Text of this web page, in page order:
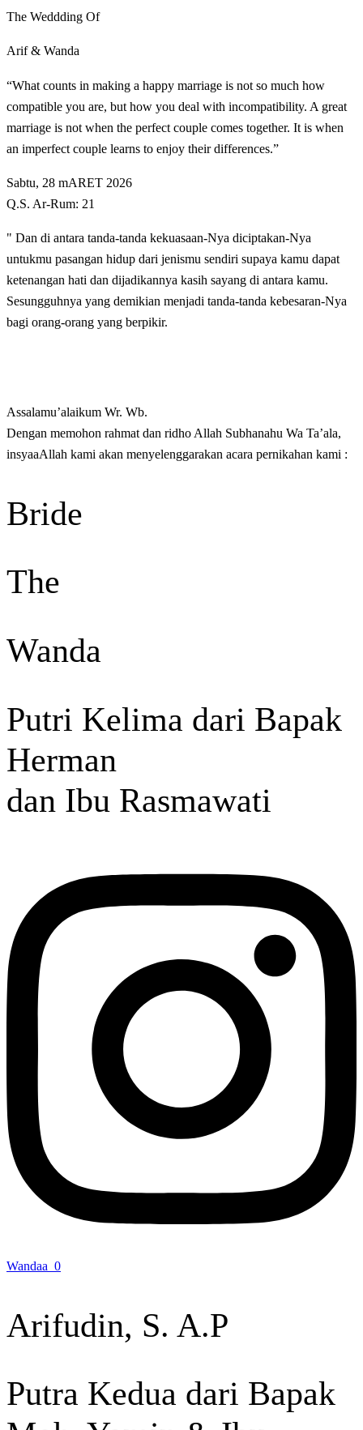
The Weddding Of
Arif & Wanda
“What counts in making a happy marriage is not so much how
compatible you are, but how you deal with incompatibility. A great
marriage is not when the perfect couple comes together. It is when
an imperfect couple learns to enjoy their differences.”
Sabtu, 28 mARET 2026
Q.S. Ar-Rum: 21
" Dan di antara tanda-tanda kekuasaan-Nya diciptakan-Nya
untukmu pasangan hidup dari jenismu sendiri supaya kamu dapat
ketenangan hati dan dijadikannya kasih sayang di antara kamu.
Sesungguhnya yang demikian menjadi tanda-tanda kebesaran-Nya
bagi orang-orang yang berpikir.
Assalamu’alaikum Wr. Wb.
Dengan memohon rahmat dan ridho Allah Subhanahu Wa Ta’ala,
insyaaAllah kami akan menyelenggarakan acara pernikahan kami :
Bride
The
Wanda
Putri Kelima dari Bapak
Herman
dan Ibu Rasmawati
Wandaa_0
Arifudin, S. A.P
Putra Kedua dari Bapak